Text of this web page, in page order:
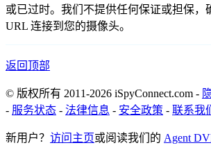
或已过时。我们不提供任何保证或担保，
URL 连接到您的摄像头。
返回顶部
© 版权所有 2011-2026 iSpyConnect.com -
- 服务状态 - 法律信息 - 安全政策 - 联系我们
新用户？ 访问主页或阅读我们的 Agent